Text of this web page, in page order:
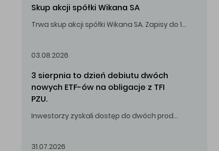
Skup akcji spółki Wikana SA
Trwa skup akcji spółki Wikana SA. Zapisy do 14.08.2026 r. do godz. 16.00.
03.08.2026
3 sierpnia to dzień debiutu dwóch
nowych ETF-ów na obligacje z TFI
PZU.
Inwestorzy zyskali dostęp do dwóch produktów umożliwiających inwestowanie w obligacje skarbowe.
31.07.2026